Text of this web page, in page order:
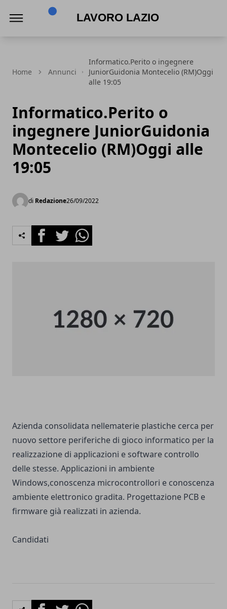
Home Annunci
Informatico.Perito o ingegnere
JuniorGuidonia Montecelio (RM)Oggi
alle 19:05
Informatico.Perito o
ingegnere JuniorGuidonia
Montecelio (RM)Oggi alle
19:05
di Redazione26/09/2022
FacebookTwitterWhatsapp
Azienda consolidata nellematerie plastiche cerca per
nuovo settore periferiche di gioco informatico per la
realizzazione di applicazioni e software controllo
delle stesse. Applicazioni in ambiente
Windows,conoscenza microcontrollori e conoscenza
ambiente elettronico gradita. Progettazione PCB e
firmware già realizzati in azienda.
Candidati
FacebookTwitterWhatsapp